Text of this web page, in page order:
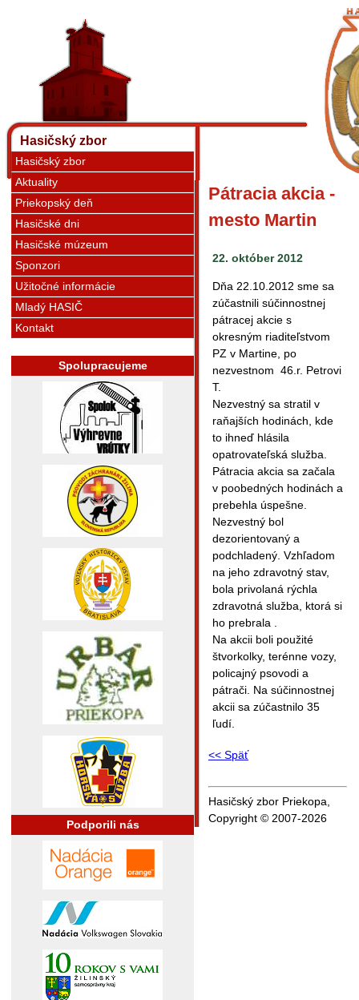
Hasičský zbor
Hasičský zbor
Aktuality
Priekopský deň
Hasičské dni
Hasičské múzeum
Sponzori
Užitočné informácie
Mladý HASIČ
Kontakt
Spolupracujeme
Podporili nás
Pátracia akcia -
mesto Martin
22. október 2012
Dňa 22.10.2012 sme sa
zúčastnili súčinnostnej
pátracej akcie s
okresným riaditeľstvom
PZ v Martine, po
nezvestnom 46.r. Petrovi
T.
Nezvestný sa stratil v
raňajších hodinách, kde
to ihneď hlásila
opatrovateľská služba.
Pátracia akcia sa začala
v poobedných hodinách a
prebehla úspešne.
Nezvestný bol
dezorientovaný a
podchladený. Vzhľadom
na jeho zdravotný stav,
bola privolaná rýchla
zdravotná služba, ktorá si
ho prebrala .
Na akcii boli použité
štvorkolky, terénne vozy,
policajný psovodi a
pátrači. Na súčinnostnej
akcii sa zúčastnilo 35
ľudí.
<< Späť
Hasičský zbor Priekopa,
Copyright © 2007-2026